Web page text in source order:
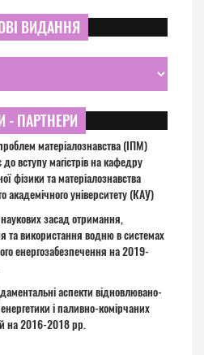
ВИДАННЯ
- ПАРТНЕРИ
матеріалознавства (ІПМ)
вступу магістрів на кафедру
фізики та матеріалознавства
академічного університету (КАУ)
засад отримання,
та використання водню в системах
енергозабезпечення на 2019-
аспекти відновлювано-
і паливно-комірчаних
на 2016-2018 рр.